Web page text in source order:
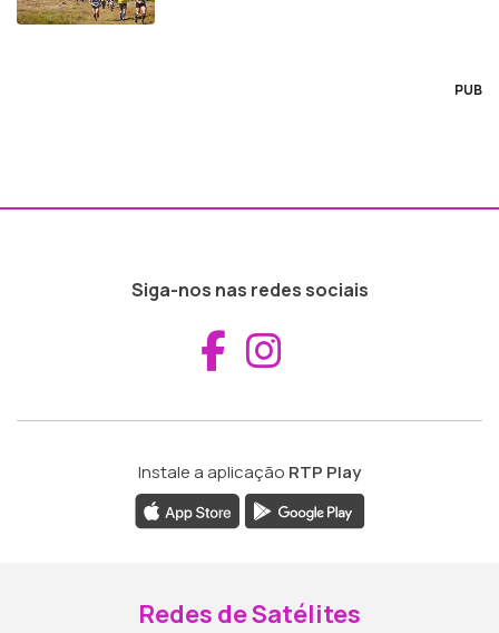
PUB
Siga-nos nas redes sociais
Aceder ao
Instale a aplicação RTP Play
Redes de Satélites